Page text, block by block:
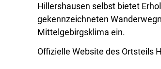
Hillershausen selbst bietet
gekennzeichneten
Mittelgebirgsklima ein.
Offizielle Website des Ortsteils